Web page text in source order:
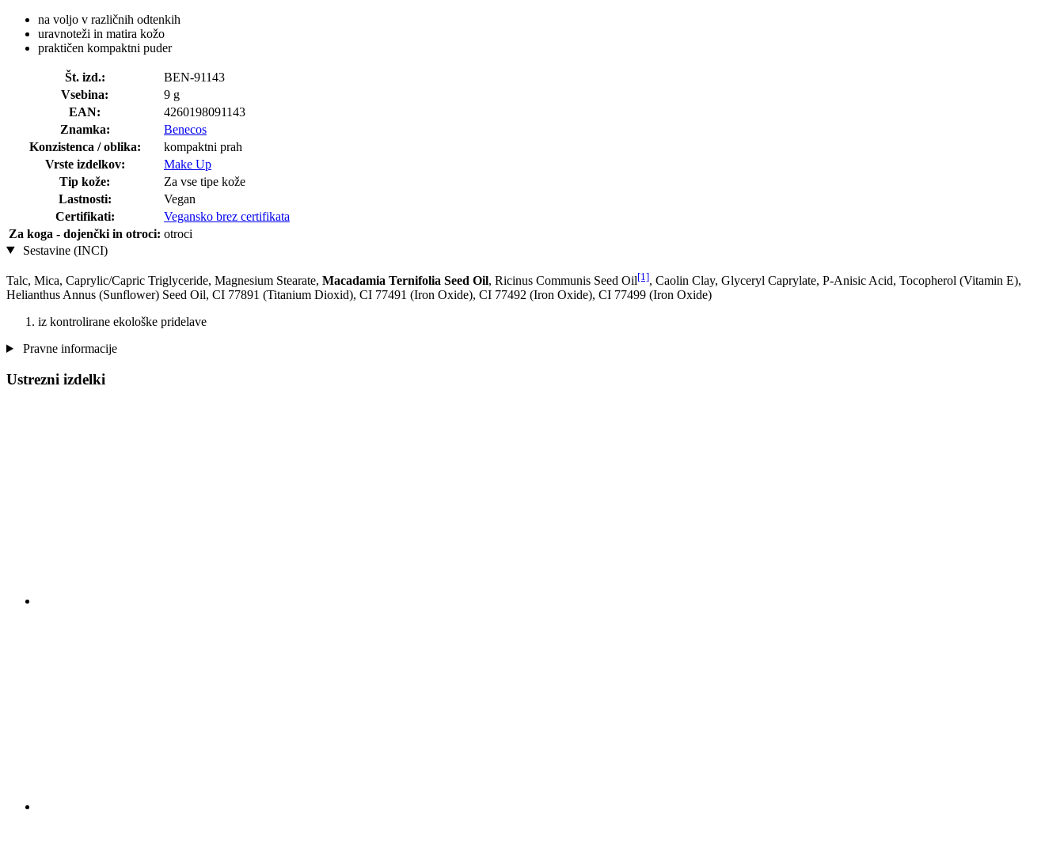
na voljo v različnih odtenkih
uravnoteži in matira kožo
praktičen kompaktni puder
Št. izd.:
BEN-91143
Vsebina:
9 g
EAN:
4260198091143
Znamka:
Benecos
Konzistenca / oblika:
kompaktni prah
Vrste izdelkov:
Make Up
Tip kože:
Za vse tipe kože
Lastnosti:
Vegan
Certifikati:
Vegansko brez certifikata
Za koga - dojenčki in otroci: otroci
Sestavine (INCI)
Talc, Mica, Caprylic/Capric Triglyceride, Magnesium Stearate, Macadamia Ternifolia Seed Oil, Ricinus Communis Seed Oil[1], Caolin Clay, Glyceryl Caprylate, P-Anisic Acid, Tocopherol (Vitamin E),
Helianthus Annus (Sunflower) Seed Oil, CI 77891 (Titanium Dioxid), CI 77491 (Iron Oxide), CI 77492 (Iron Oxide), CI 77499 (Iron Oxide)
iz kontrolirane ekološke pridelave
Pravne informacije
Ustrezni izdelki